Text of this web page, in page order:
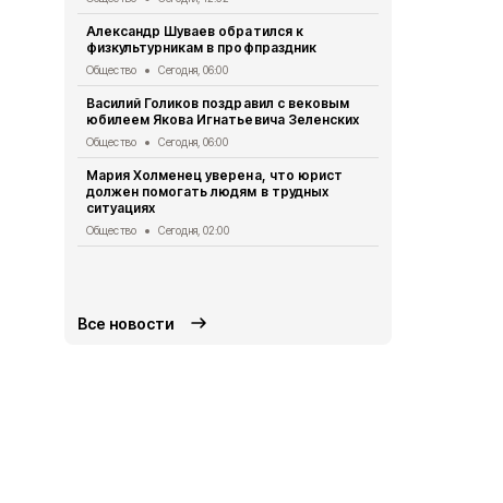
Александр Шуваев обратился к
физкультурникам в профпраздник
Общество Сегодня, 06:00
Василий Голиков поздравил с вековым
юбилеем Якова Игнатьевича Зеленских
Общество Сегодня, 06:00
Мария Холменец уверена, что юрист
должен помогать людям в трудных
ситуациях
Общество Сегодня, 02:00
Все новости